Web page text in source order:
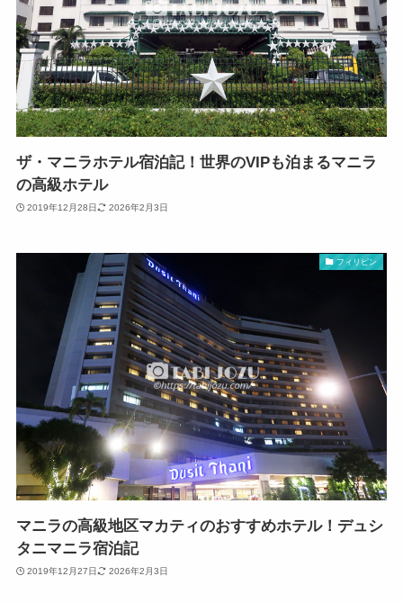
ザ・マニラホテル宿泊記！世界のVIPも泊まるマニラ
の高級ホテル
2019年12月28日 2026年2月3日
フィリピン
マニラの高級地区マカティのおすすめホテル！デュシ
タニマニラ宿泊記
2019年12月27日 2026年2月3日